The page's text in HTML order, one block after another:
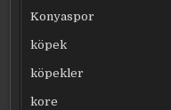
Konyaspor
köpek
köpekler
kore